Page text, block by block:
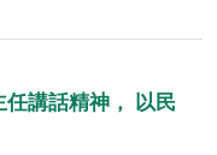
講話精神， 以民